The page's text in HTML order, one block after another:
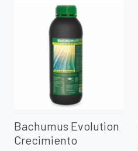
Bachumus Evolution
Crecimiento